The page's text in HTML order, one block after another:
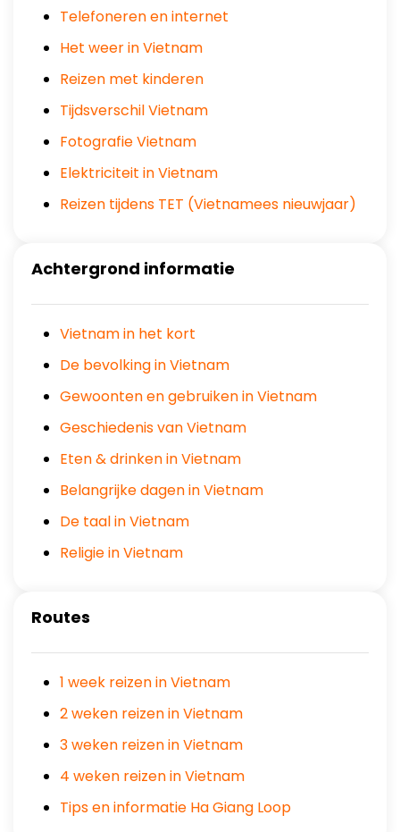
Telefoneren en internet
Het weer in Vietnam
Reizen met kinderen
Tijdsverschil Vietnam
Fotografie Vietnam
Elektriciteit in Vietnam
Reizen tijdens TET (Vietnamees nieuwjaar)
Achtergrond informatie
Vietnam in het kort
De bevolking in Vietnam
Gewoonten en gebruiken in Vietnam
Geschiedenis van Vietnam
Eten & drinken in Vietnam
Belangrijke dagen in Vietnam
De taal in Vietnam
Religie in Vietnam
Routes
1 week reizen in Vietnam
2 weken reizen in Vietnam
3 weken reizen in Vietnam
4 weken reizen in Vietnam
Tips en informatie Ha Giang Loop